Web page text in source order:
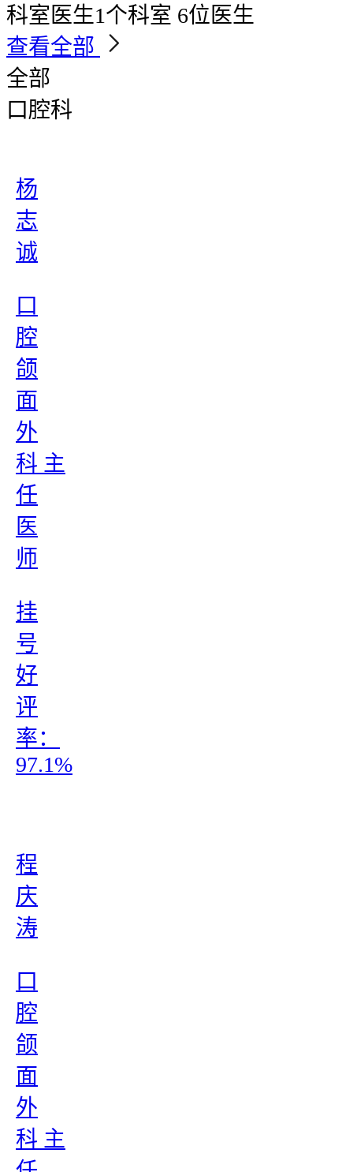
科室医生1个科室 6位医生
查看全部
全部
口腔科
杨
志
诚
口
腔
颌
面
外
科 主
任
医
师
挂
号
好
评
率：
97.1%
程
庆
涛
口
腔
颌
面
外
科 主